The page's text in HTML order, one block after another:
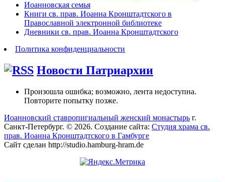
Иоанновская семья
Книги св. прав. Иоанна Кронштадтского в
Православной электронной библиотеке
Дневники св. прав. Иоанна Кронштадтского
Политика конфиденциальности
Новости Патриархии
Произошла ошибка; возможно, лента недоступна.
Повторите попытку позже.
Иоанновский ставропигиальный женский монастырь г.
Санкт-Петербург. © 2026. Создание сайта: Студия храма св.
прав. Иоанна Кронштадтского в Гамбурге
Сайт сделан http://studio.hamburg-hram.de